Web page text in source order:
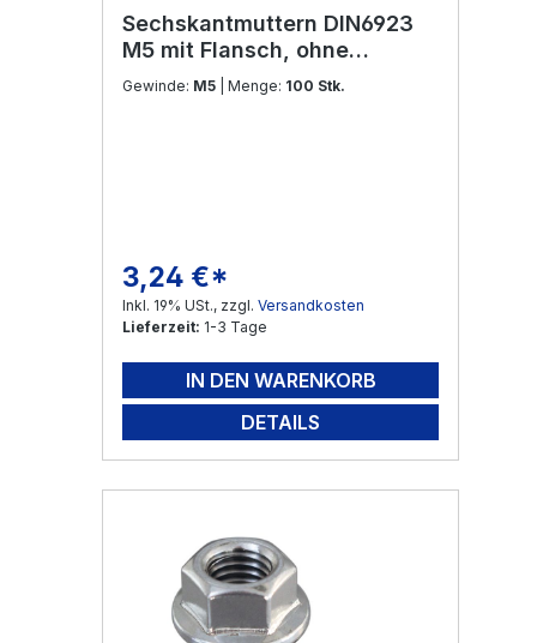
Sechskantmuttern DIN6923
M5 mit Flansch, ohne
Sperrverzahnung Edelstahl
Gewinde: M5 | Menge: 100 Stk.
Regulärer Preis:
3,24 €*
Inkl. 19% USt., zzgl. Versandkosten
Lieferzeit: 1-3 Tage
IN DEN WARENKORB
DETAILS